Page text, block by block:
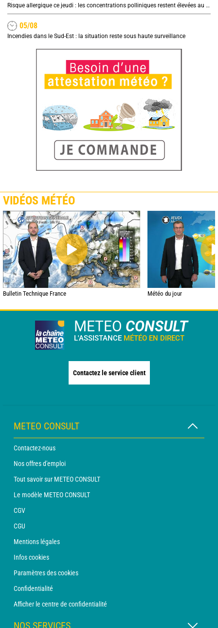
Risque allergique ce jeudi : les concentrations polliniques restent élevées au nord
05/08
Incendies dans le Sud-Est : la situation reste sous haute surveillance
VIDÉOS MÉTÉO
Bulletin Technique France Météo du jour
METEO CONSULT
L'ASSISTANCE MÉTÉO EN DIRECT
Contactez le service client
METEO CONSULT
Contactez-nous
Nos offres d'emploi
Tout savoir sur METEO CONSULT
Le modèle METEO CONSULT
CGV
CGU
Mentions légales
Infos cookies
Paramètres des cookies
Confidentialité
Afficher le centre de confidentialité